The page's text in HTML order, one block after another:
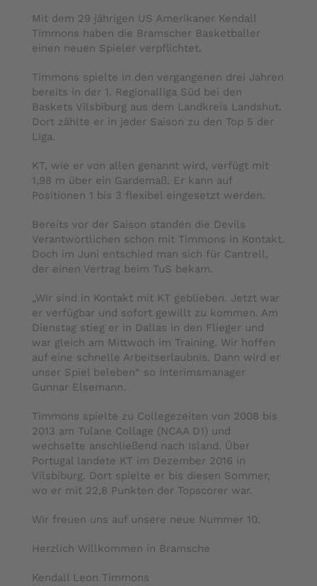
Mit dem 29 jährigen US Amerikaner Kendall
Timmons haben die Bramscher Basketballer
einen neuen Spieler verpflichtet.
Timmons spielte in den vergangenen drei Jahren
bereits in der 1. Regionalliga Süd bei den
Baskets Vilsbiburg aus dem Landkreis Landshut.
Dort zählte er in jeder Saison zu den Top 5 der
Liga.
KT, wie er von allen genannt wird, verfügt mit
1,98 m über ein Gardemaß. Er kann auf
Positionen 1 bis 3 flexibel eingesetzt werden.
Bereits vor der Saison standen die Devils
Verantwortlichen schon mit Timmons in Kontakt.
Doch im Juni entschied man sich für Cantrell,
der einen Vertrag beim TuS bekam.
„Wir sind in Kontakt mit KT geblieben. Jetzt war
er verfügbar und sofort gewillt zu kommen. Am
Dienstag stieg er in Dallas in den Flieger und
war gleich am Mittwoch im Training. Wir hoffen
auf eine schnelle Arbeitserlaubnis. Dann wird er
unser Spiel beleben“ so Interimsmanager
Gunnar Elsemann.
Timmons spielte zu Collegezeiten von 2008 bis
2013 am Tulane Collage (NCAA D1) und
wechselte anschließend nach Island. Über
Portugal landete KT im Dezember 2016 in
Vilsbiburg. Dort spielte er bis diesen Sommer,
wo er mit 22,8 Punkten der Topscorer war.
Wir freuen uns auf unsere neue Nummer 10.
Herzlich Willkommen in Bramsche
Kendall Leon Timmons